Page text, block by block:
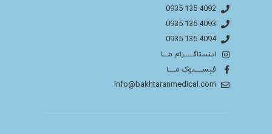
4092 135 0935
4093 135 0935
4094 135 0935
اینستاگـــــرام مـــا
فیســــبوک مــــا
info@bakhtaranmedical.com